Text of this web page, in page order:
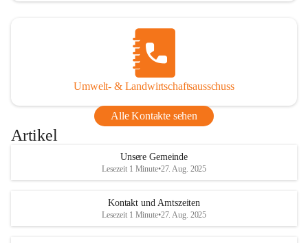
Umwelt- & Landwirtschaftsausschuss
Alle Kontakte sehen
Artikel
Unsere Gemeinde
Lesezeit 1 Minute•27. Aug. 2025
Kontakt und Amtszeiten
Lesezeit 1 Minute•27. Aug. 2025